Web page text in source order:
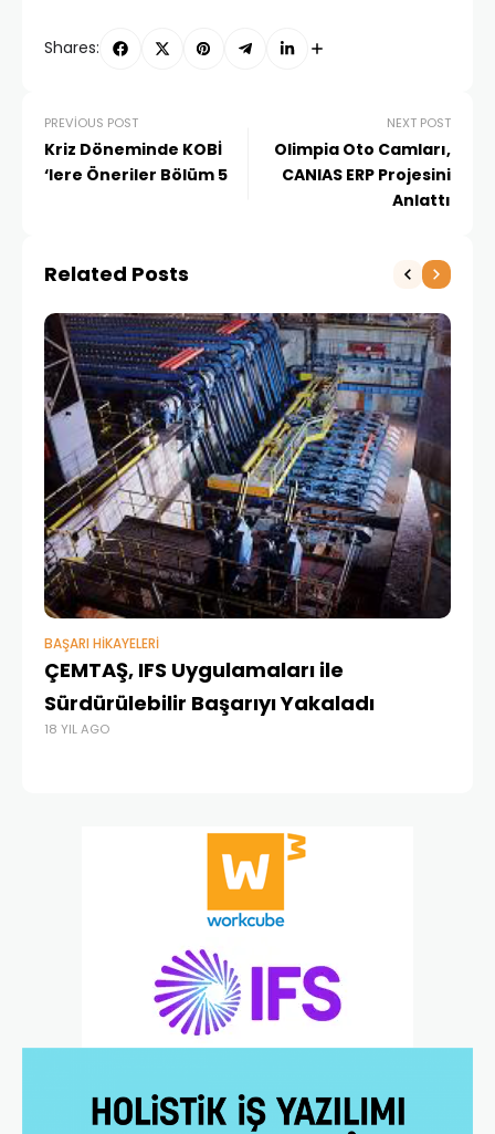
Shares:
PREVIOUS POST
Kriz Döneminde KOBİ
‘lere Öneriler Bölüm 5
NEXT POST
Olimpia Oto Camları,
CANIAS ERP Projesini
Anlattı
Related Posts
BAŞARI HIKAYELERI
ÇEMTAŞ, IFS Uygulamaları ile
Sürdürülebilir Başarıyı Yakaladı
18 YIL AGO